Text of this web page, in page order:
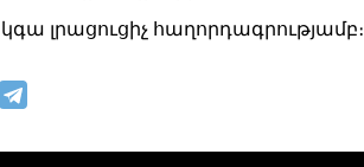
լրացուցիչ հաղորդագրությամբ։